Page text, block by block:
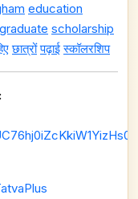
education
scholarship
छात्रों पढ़ाई स्कॉलरशिप